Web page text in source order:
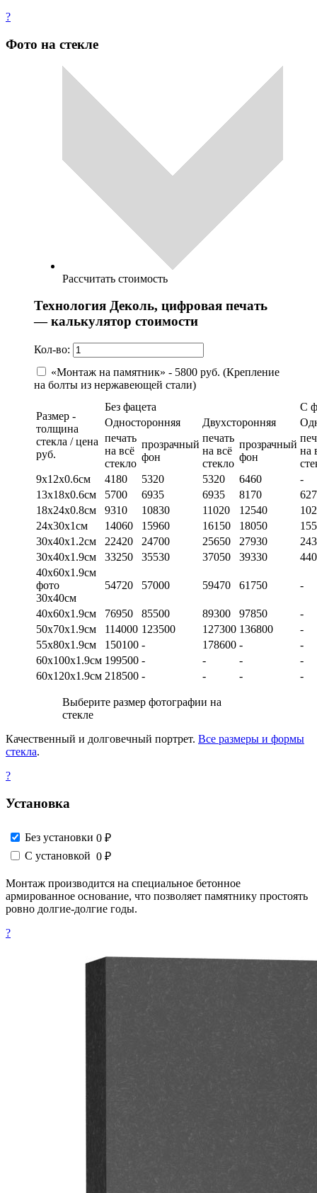
?
Фото на стекле
Рассчитать стоимость
Технология Деколь, цифровая печать
— калькулятор стоимости
Кол-во:
«Монтаж на памятник» - 5800 руб. (Крепление
на болты из нержавеющей стали)
Размер -
толщина
стекла / цена
руб.
Без фацета
С
Односторонняя
Двухсторонняя
печать
на всё
стекло
прозрачный
фон
печать
на всё
стекло
прозрачный
фон
на
9х12х0.6см
4180 5320 5320 6460
-
13х18х0.6см
5700 6935 6935 8170
18х24х0.8см
9310 10830 11020 12540
24х30х1см
14060 15960 16150 18050
30х40х1.2см
22420 24700 25650 27930
30х40х1.9см
33250 35530 37050 39330
40х60х1.9см
фото
30х40см
54720 57000 59470 61750 -
40х60х1.9см 76950 85500 89300 97850
-
50х70х1.9см
114000 123500 127300 136800
-
55х80х1.9см
150100 - 178600 -
-
60х100х1.9см 199500 - - -
-
60х120х1.9см 218500 - - - -
Выберите размер фотографии на
стекле
Качественный и долговечный портрет. Все размеры и формы
стекла.
?
Установка
Без установки 0 ₽
С установкой 0 ₽
Монтаж производится на специальное бетонное
армированное основание, что позволяет памятнику простоять
ровно долгие-долгие годы.
?